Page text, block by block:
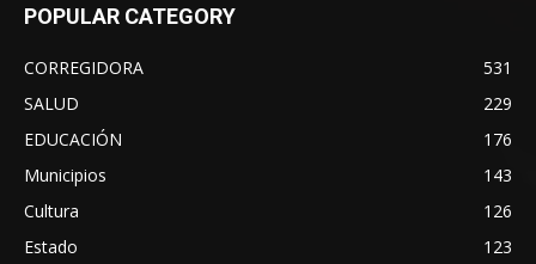
POPULAR CATEGORY
CORREGIDORA
531
SALUD
229
EDUCACIÓN
176
Municipios
143
Cultura
126
Estado
123